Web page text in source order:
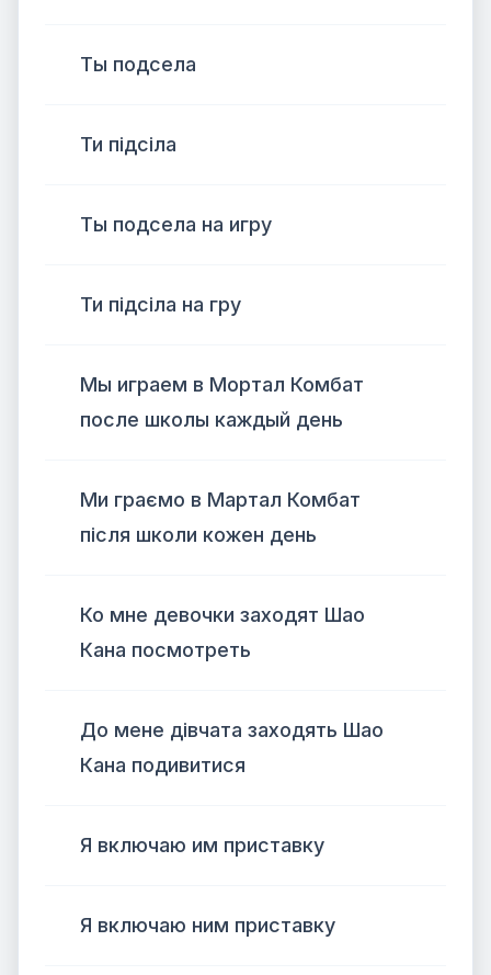
Ты подсела
Ти підсіла
Ты подсела на игру
Ти підсіла на гру
Мы играем в Мортал Комбат
после школы каждый день
Ми граємо в Мартал Комбат
після школи кожен день
Ко мне девочки заходят Шао
Кана посмотреть
До мене дівчата заходять Шао
Кана подивитися
Я включаю им приставку
Я включаю ним приставку